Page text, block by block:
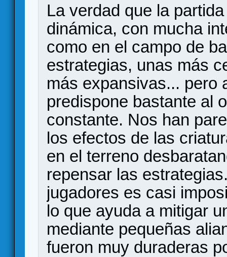
La verdad que la
dinámica, con mucha
como en el campo de
estrategias, unas más
más expansivas... pero
predispone bastante al
constante. Nos han
los efectos de las
en el terreno
repensar las
jugadores es casi
lo que ayuda a mitigar
mediante pequeñas
fueron muy duraderas